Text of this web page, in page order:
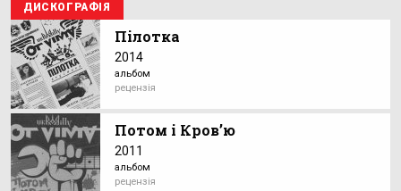
ДИСКОГРАФІЯ
Пілотка
2014
альбом
рецензія
Потом і Кров’ю
2011
альбом
рецензія